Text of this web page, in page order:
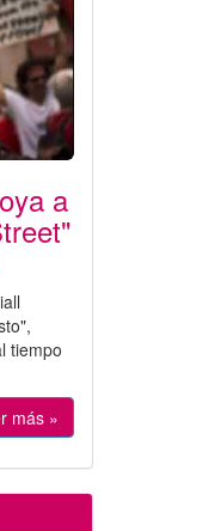
a
tiempo
más »